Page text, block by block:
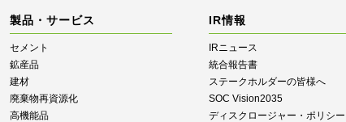
製品・サービス
セメント
鉱産品
建材
廃棄物再資源化
高機能品
IR情報
IRニュース
統合報告書
ステークホルダーの皆様へ
SOC Vision2035
ディスクロージャー・ポリシー